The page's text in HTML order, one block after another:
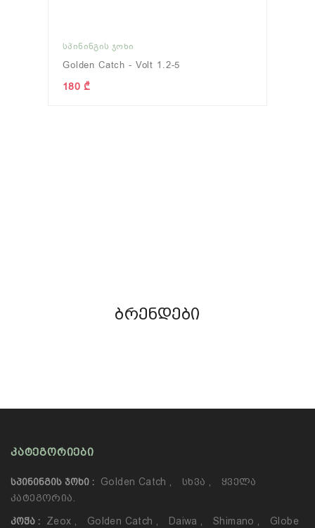
ᲡᲞᲘᲜᲘᲜᲒᲘᲡ ᲯᲝᲮᲘ
Golden Catch - Volt 1.2-5
180 ₾
ბრენდები
ᲙᲐᲢᲔᲒᲝᲠᲘᲔᲑᲘ
ᲡᲞᲘᲜᲘᲜᲒᲘᲡ ᲯᲝᲮᲘ : Golden Catch , Სხვა ,
Ყველა
Კატეგორია.
ᲙᲝᲭᲐ : Zeox , Golden Catch , Daiwa , Shimano ,
Globe